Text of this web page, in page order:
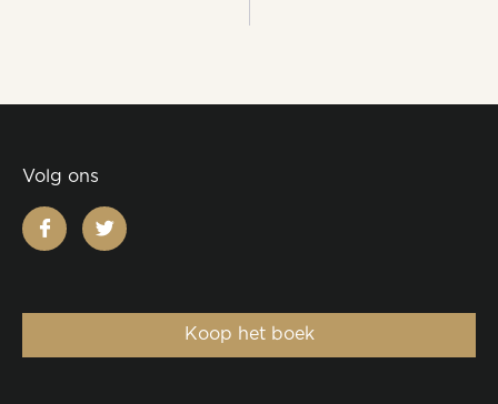
Volg ons
facebooktwitter
Koop het boek